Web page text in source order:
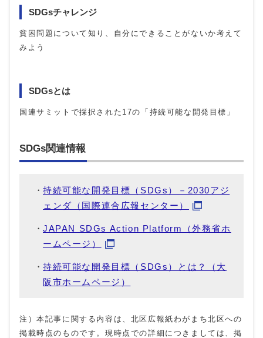
SDGsチャレンジ
貧困問題について知り、自分にできることがないか考えて
みよう
SDGsとは
国連サミットで採択された17の「持続可能な開発目標」
SDGs関連情報
持続可能な開発目標（SDGs）－2030アジ
ェンダ（国際連合広報センター）
JAPAN SDGs Action Platform（外務省ホ
ームページ）
持続可能な開発目標（SDGs）とは？（大
阪市ホームページ）
注）本記事に関する内容は、北区広報紙わがまち北区への
掲載時点のものです。現時点での詳細につきましては、掲